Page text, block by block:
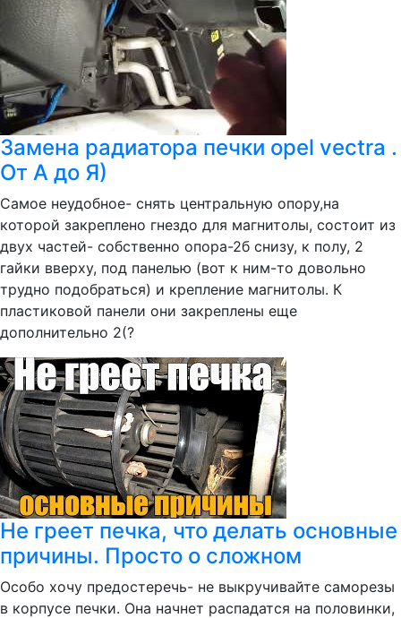
Замена радиатора печки opel vectra .
От А до Я)
Самое неудобное- снять центральную опору,на
которой закреплено гнездо для магнитолы, состоит из
двух частей- собственно опора-2б снизу, к полу, 2
гайки вверху, под панелью (вот к ним-то довольно
трудно подобраться) и крепление магнитолы. К
пластиковой панели они закреплены еще
дополнительно 2(?
Не греет печка, что делать основные
причины. Просто о сложном
Особо хочу предостеречь- не выкручивайте саморезы
в корпусе печки. Она начнет распадатся на половинки,